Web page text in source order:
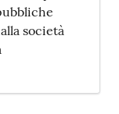
società